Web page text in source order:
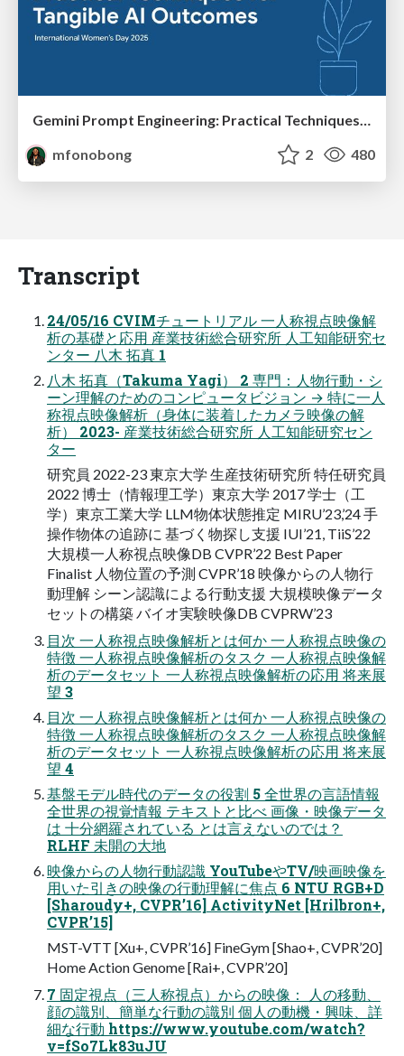
mfonobong
2 480
Transcript
24/05/16 CVIMチュートリアル 一人称視点映像解
析の基礎と応用 産業技術総合研究所 人工知能研究セ
ンター 八木 拓真 1
八木 拓真（Takuma Yagi） 2 専門：人物行動・シ
ーン理解のためのコンピュータビジョン → 特に一人
称視点映像解析（身体に装着したカメラ映像の解
析） 2023- 産業技術総合研究所 人工知能研究セン
ター
研究員 2022-23 東京大学 生産技術研究所 特任研究員
2022 博士（情報理工学）東京大学 2017 学士（工
学）東京工業大学 LLM物体状態推定 MIRU’23,’24 手
操作物体の追跡に 基づく物探し支援 IUI’21, TiiS’22
大規模一人称視点映像DB CVPR’22 Best Paper
Finalist 人物位置の予測 CVPR’18 映像からの人物行
動理解 シーン認識による行動支援 大規模映像データ
セットの構築 バイオ実験映像DB CVPRW’23
目次 一人称視点映像解析とは何か 一人称視点映像の
特徴 一人称視点映像解析のタスク 一人称視点映像解
析のデータセット 一人称視点映像解析の応用 将来展
望 3
目次 一人称視点映像解析とは何か 一人称視点映像の
特徴 一人称視点映像解析のタスク 一人称視点映像解
析のデータセット 一人称視点映像解析の応用 将来展
望 4
基盤モデル時代のデータの役割 5 全世界の言語情報
全世界の視覚情報 テキストと比べ 画像・映像データ
は 十分網羅されている とは言えないのでは？
RLHF 未開の大地
映像からの人物行動認識 YouTubeやTV/映画映像を
用いた引きの映像の行動理解に焦点 6 NTU RGB+D
[Sharoudy+, CVPR’16] ActivityNet [Hrilbron+,
CVPR’15]
MST-VTT [Xu+, CVPR’16] FineGym [Shao+, CVPR’20]
Home Action Genome [Rai+, CVPR’20]
7 固定視点（三人称視点）からの映像： 人の移動、
顔の識別、簡単な行動の識別 個人の動機・興味、詳
細な行動 https://www.youtube.com/watch?
v=fSo7Lk83uJU